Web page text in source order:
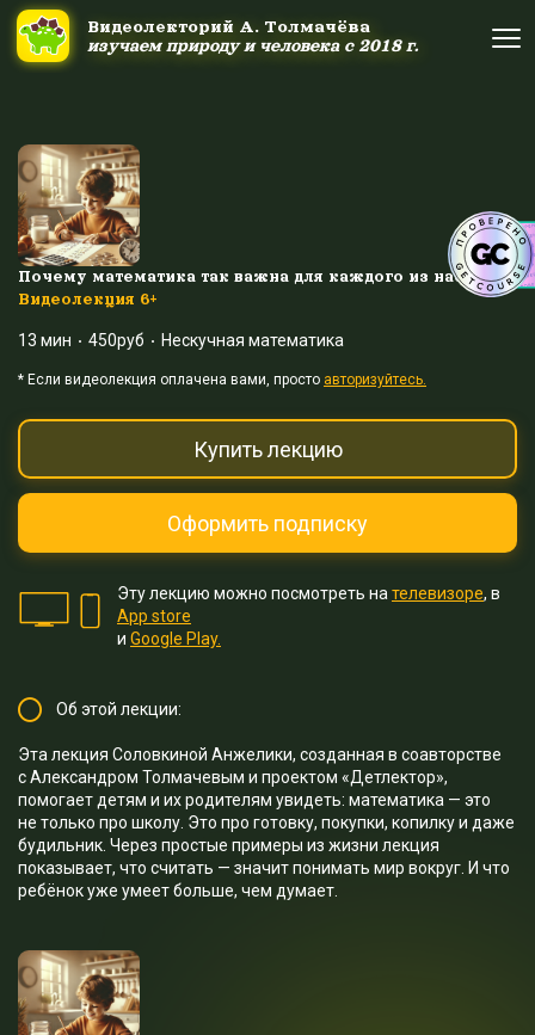
Ссылка на это место страницы: #uppage
Видеолекторий А. Толмачёва
изучаем природу и человека с 2018 г.
Научные шоу и путешествия
Акция дня
Выйти
Видеолекторий А. Толмачёва
изучаем природу и человека с 2018 г.
Научные шоу и путешествия
Акция дня
Войти
Почему математика так важна для каждого из нас?
Видеолекция 6+
13 мин 450руб Нескучная математика
* Eсли видеолекция оплачена вами, просто авторизуйтесь.
Купить лекцию
Оформить подписку
Эту лекцию можно посмотреть на телевизоре, в
App store
и Google Play.
Об этой лекции:
Эта лекция Соловкиной Анжелики, созданная в соавторстве
с Александром Толмачевым и проектом «Детлектор»,
помогает детям и их родителям увидеть: математика — это
не только про школу. Это про готовку, покупки, копилку и даже
будильник. Через простые примеры из жизни лекция
показывает, что считать — значит понимать мир вокруг. И что
ребёнок уже умеет больше, чем думает.